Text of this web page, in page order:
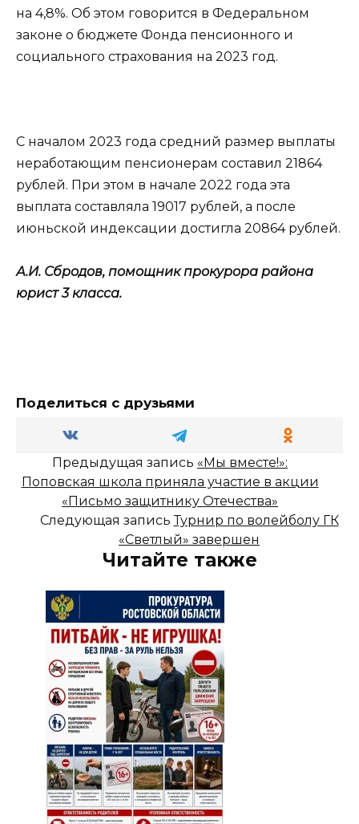
на 4,8%. Об этом говорится в Федеральном
законе о бюджете Фонда пенсионного и
социального страхования на 2023 год.
С началом 2023 года средний размер выплаты
неработающим пенсионерам составил 21864
рублей. При этом в начале 2022 года эта
выплата составляла 19017 рублей, а после
июньской индексации достигла 20864 рублей.
А.И. Сбродов, помощник прокурора района
юрист 3 класса.
Поделиться с друзьями
Предыдущая запись «Мы вместе!»:
Поповская школа приняла участие в акции
«Письмо защитнику Отечества»
Следующая записьТурнир по волейболу ГК
«Светлый» завершен
Читайте также